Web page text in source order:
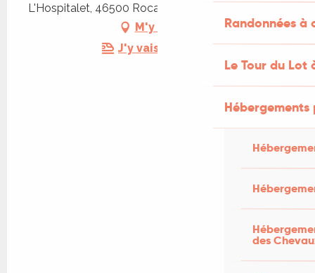
Randonnées
Le Tour du Lot
des
L'Hospitalet, 46500 Rocamadour
M'y rendre
J'y vais en train !